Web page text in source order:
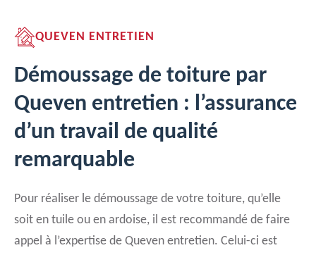
QUEVEN ENTRETIEN
Démoussage de toiture par
Queven entretien : l’assurance
d’un travail de qualité
remarquable
Pour réaliser le démoussage de votre toiture, qu’elle
soit en tuile ou en ardoise, il est recommandé de faire
appel à l’expertise de Queven entretien. Celui-ci est